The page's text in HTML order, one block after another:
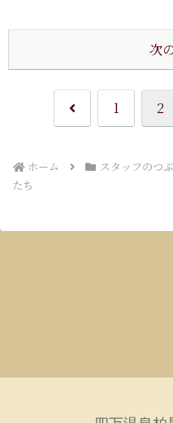
次
前
1 2
ホーム スタッフのつ
たち